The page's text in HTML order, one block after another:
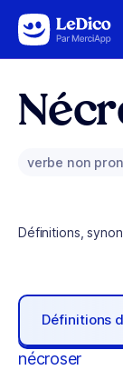
Aller au contenu
verbe non
Définitions,
Définitions
nécroser